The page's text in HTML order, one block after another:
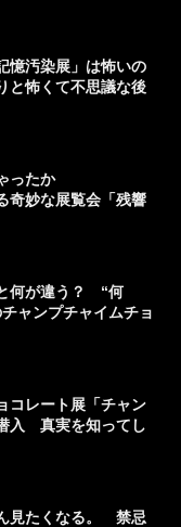
憶汚染展」は怖いの
怖くて不思議な後
ったか
妙な展覧会「残響
何が違う？ “何
ャンプチャイムチョ
コレート展「チャン
入 真実を知ってし
見たくなる。 禁忌